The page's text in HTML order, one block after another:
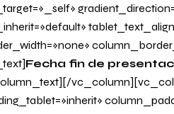
Fecha fin de